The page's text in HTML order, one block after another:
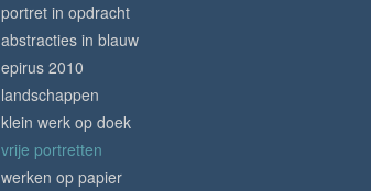
portret in opdracht
abstracties in blauw
epirus 2010
landschappen
klein werk op doek
vrije portretten
werken op papier